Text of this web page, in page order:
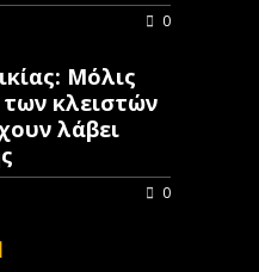
0
Μόλις
των κλειστών
λάβει
0